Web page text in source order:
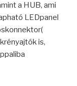
a HUB, ami
LEDpanel
is,